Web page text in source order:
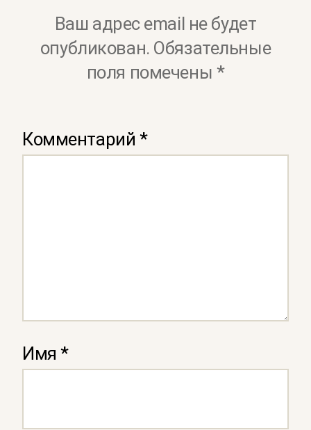
Ваш адрес email не будет
опубликован. Обязательные
поля помечены *
Комментарий *
Имя*